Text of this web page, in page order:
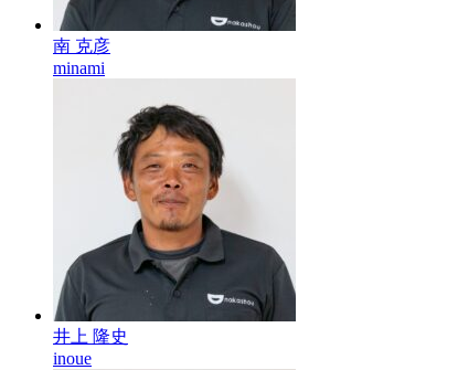
南 克彦
minami
井上 隆史
inoue